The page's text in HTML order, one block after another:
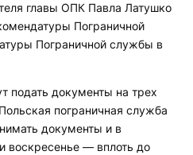
главы ОПК Павла Латушко
Пограничной
Пограничной службы в
подать документы на трех
пограничная служба
документы и в
воскресенье — вплоть до